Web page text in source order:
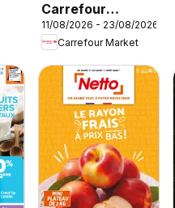
Carrefour
Market Barbecue
11/08/2026 - 23/08/2026
Carrefour Market